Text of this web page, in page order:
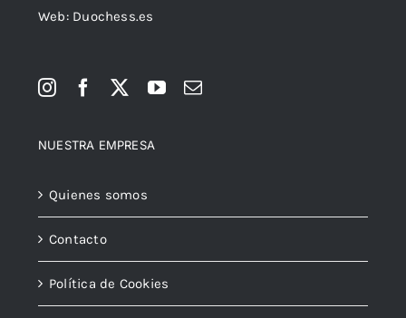
Web: Duochess.es
NUESTRA EMPRESA
Quienes somos
Contacto
Política de Cookies